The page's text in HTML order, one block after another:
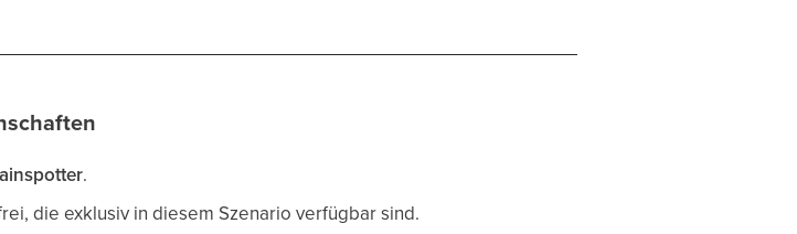
.
die exklusiv in diesem Szenario verfügbar sind.